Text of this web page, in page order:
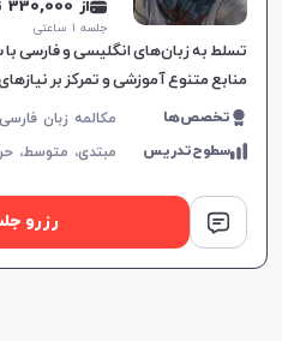
از 330,000 تومان
جلسه ۱ ساعتی
تسلط به زبان‌های انگلیسی و فارسی با
منابع متنوع آموزشی و تمرکز بر
تسهیل یادگیری موثر طراحی شده است.
تخصص‌ها
سطوح‌تدریس مبتدی، متوسط،
رزرو